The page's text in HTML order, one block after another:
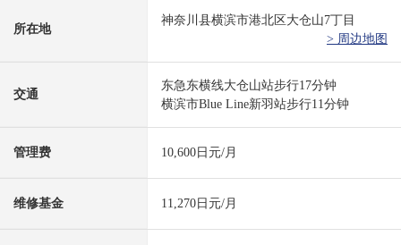
所在地
神奈川县横滨市港北区大仓山7丁目
> 周边地图
交通
东急东横线大仓山站步行17分钟
横滨市Blue Line新羽站步行11分钟
管理费 10,600日元/月
维修基金 11,270日元/月